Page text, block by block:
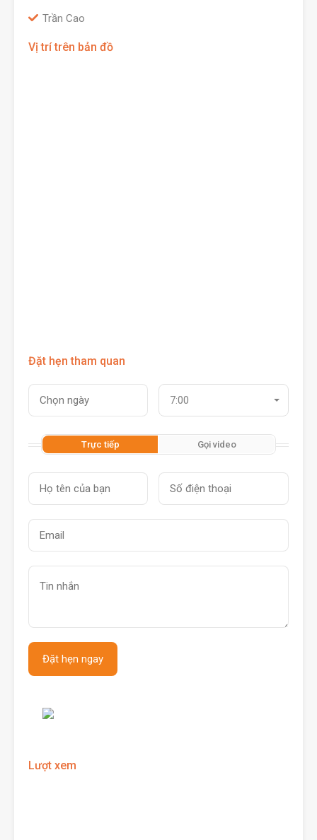
Trần Cao
Vị trí trên bản đồ
Đặt hẹn tham quan
7:00
Trực tiếp Gọi video
Lượt xem